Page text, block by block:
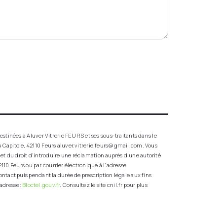
à Aluver Vitrerie FEURS et ses sous-traitants dans le
42110 Feurs aluver.vitrerie.feurs@gmail.com. Vous
du droit d’introduire une réclamation auprès d’une autorité
Feurs ou par courrier électronique à l'adresse
puis pendant la durée de prescription légale aux fins
Bloctel.gouv.fr. Consultez le site cnil.fr pour plus